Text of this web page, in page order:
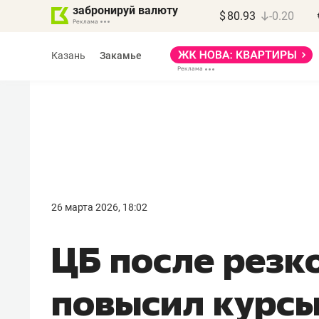
забронируй валюту $ 80.93 -0.20
Казань Закамье
26 марта 2026, 18:02
ЦБ после
повысил
девелопера – найти
правильный продукт»
Девелопер из топ-10*
Башкортостана входит в Татарстан